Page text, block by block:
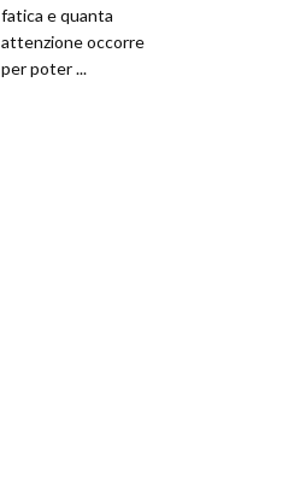
fatica e quanta
attenzione occorre
per poter ...